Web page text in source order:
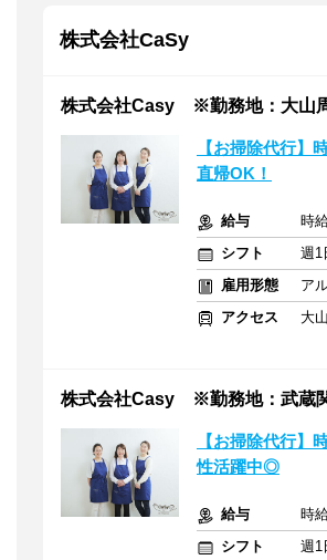
株式会社CaSy
株式会社Casy ※勤務地：大山
【お掃除代行】
直帰OK！
給与
時
シフト
週1
雇用形態
ア
アクセス
大
株式会社Casy ※勤務地：武蔵
【お掃除代行】
性活躍中◎
給与
時
シフト
週1